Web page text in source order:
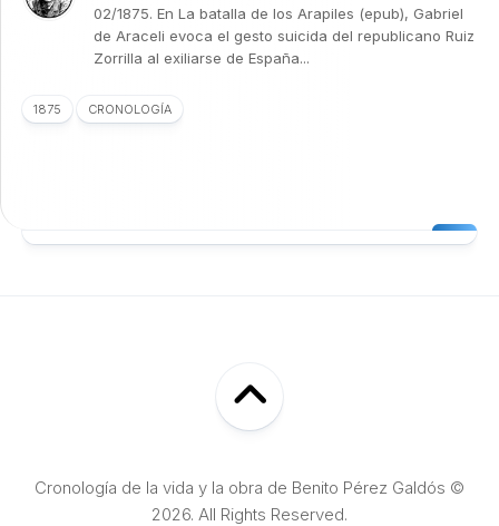
02/1875. En La batalla de los Arapiles (epub), Gabriel
de Araceli evoca el gesto suicida del republicano Ruiz
Zorrilla al exiliarse de España...
1875 CRONOLOGÍA
Cronología de la vida y la obra de Benito Pérez Galdós ©
2026. All Rights Reserved.